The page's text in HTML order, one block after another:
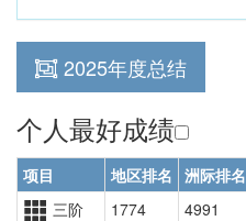
2025年度总结
个人最好成绩
项目 地区排名 洲际排名
三阶
1774 4991